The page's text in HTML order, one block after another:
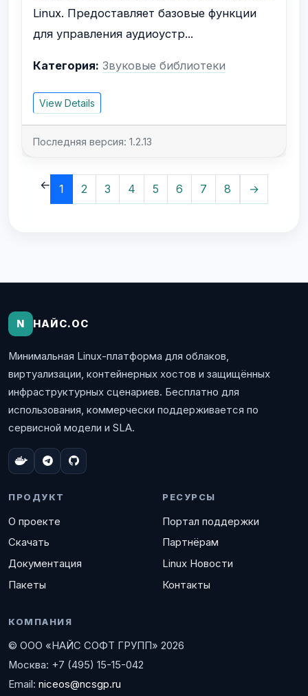
Linux. Предоставляет базовые функции
для управления аудиоустр...
Категория: Звуковые библиотеки
View Details
Последняя версия: 1.2.13
← 1 2 3 4 5 6 7 8 →
N НАЙС.ОС
Минимальная Linux-платформа для облаков,
виртуализации, контейнерных хостов и защищённых
инфраструктурных сценариев. Бесплатно для
использования, коммерчески поддерживается по
сервисной модели и SLA.
ПРОДУКТ
О проекте
Скачать
Документация
Пакеты
РЕСУРСЫ
Портал поддержки
Партнёрам
Linux Новости
Контакты
КОМПАНИЯ
© ООО «НАЙС СОФТ ГРУПП» 2026
Москва: +7 (495) 15-15-042
Email: niceos@ncsgp.ru